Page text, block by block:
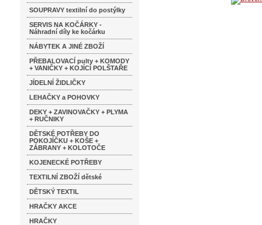
SOUPRAVY textilní do postýlky
SERVIS NA KOČÁRKY -
Náhradní díly ke kočárku
NÁBYTEK A JINÉ ZBOŽÍ
PŘEBALOVACÍ pulty + KOMODY
+ VANIČKY + KOJÍCÍ POLŠTAŘE
JÍDELNÍ ŽIDLIČKY
LEHAČKY a POHOVKY
DEKY + ZAVINOVAČKY + PLYMA
+ RUČNIKY
DĚTSKÉ POTŘEBY DO
POKOJÍČKU + KOŠE +
ZÁBRANY + KOLOTOČE
KOJENECKÉ POTŘEBY
TEXTILNÍ ZBOŽÍ dětské
DĚTSKÝ TEXTIL
HRAČKY AKCE
HRAČKY